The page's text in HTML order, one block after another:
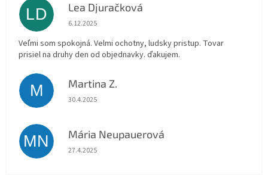
LD Lea Djuračková
Hodnotenie obchodu je 5 z 5 hviezdičiek.
6.12.2025
Veľmi som spokojná. Velmi ochotny, ludsky pristup. Tovar
prisiel na druhy den od objednavky. ďakujem.
M Martina Z.
Hodnotenie obchodu je 5 z 5 hviezdičiek.
30.4.2025
MN Mária Neupauerová
Hodnotenie obchodu je 5 z 5 hviezdičiek.
27.4.2025